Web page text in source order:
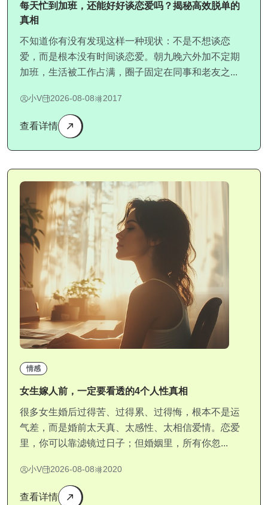
每天忙到加班，还能好好谈恋爱吗？揭秘高效脱单的
真相
不知道你有没有发现这样一种现状：不是不想谈恋
爱，而是根本没有时间谈恋爱。朝九晚六外加不定期
加班，生活被工作占满，圈子固定在同事和老友之...
小V 2026-08-08 2017
查看详情
情感
女生嫁人前，一定要看透的4个人性真相
很多女生婚后过得苦、过得累、过得悔，根本不是运
气差，而是婚前太天真、太感性、太相信爱情。恋爱
里，你可以靠滤镜过日子；但婚姻里，所有你忽...
小V 2026-08-08 2020
查看详情